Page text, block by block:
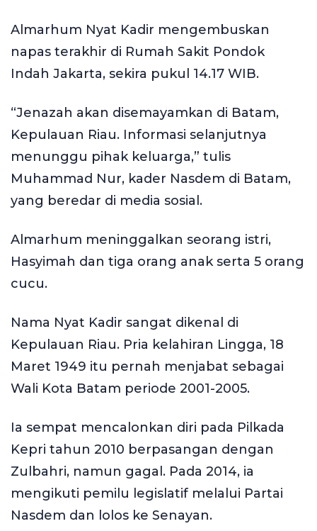
Almarhum Nyat Kadir mengembuskan
napas terakhir di Rumah Sakit Pondok
Indah Jakarta, sekira pukul 14.17 WIB.
“Jenazah akan disemayamkan di Batam,
Kepulauan Riau. Informasi selanjutnya
menunggu pihak keluarga,” tulis
Muhammad Nur, kader Nasdem di Batam,
yang beredar di media sosial.
Almarhum meninggalkan seorang istri,
Hasyimah dan tiga orang anak serta 5 orang
cucu.
Nama Nyat Kadir sangat dikenal di
Kepulauan Riau. Pria kelahiran Lingga, 18
Maret 1949 itu pernah menjabat sebagai
Wali Kota Batam periode 2001-2005.
Ia sempat mencalonkan diri pada Pilkada
Kepri tahun 2010 berpasangan dengan
Zulbahri, namun gagal. Pada 2014, ia
mengikuti pemilu legislatif melalui Partai
Nasdem dan lolos ke Senayan.